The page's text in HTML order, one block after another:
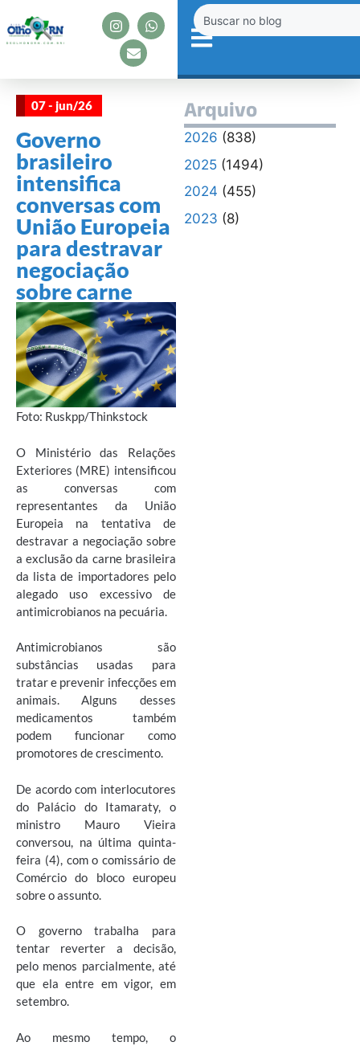
07 - jun/26
Governo
brasileiro
intensifica
conversas com
União Europeia
para destravar
negociação
sobre carne
Foto: Ruskpp/Thinkstock
O Ministério das Relações
Exteriores (MRE) intensificou
as conversas com
representantes da União
Europeia na tentativa de
destravar a negociação sobre
a exclusão da carne brasileira
da lista de importadores pelo
alegado uso excessivo de
antimicrobianos na pecuária.
Antimicrobianos são
substâncias usadas para
tratar e prevenir infecções em
animais. Alguns desses
medicamentos também
podem funcionar como
promotores de crescimento.
De acordo com interlocutores
do Palácio do Itamaraty, o
ministro Mauro Vieira
conversou, na última quinta-
feira (4), com o comissário de
Comércio do bloco europeu
sobre o assunto.
O governo trabalha para
tentar reverter a decisão,
pelo menos parcialmente, até
que ela entre em vigor, em
setembro.
Ao mesmo tempo, o
Arquivo
2026 (838)
2025(1494)
2024 (455)
2023 (8)